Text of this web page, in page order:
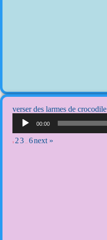
verser des larmes de crocodile
00:00
1 23 6next »